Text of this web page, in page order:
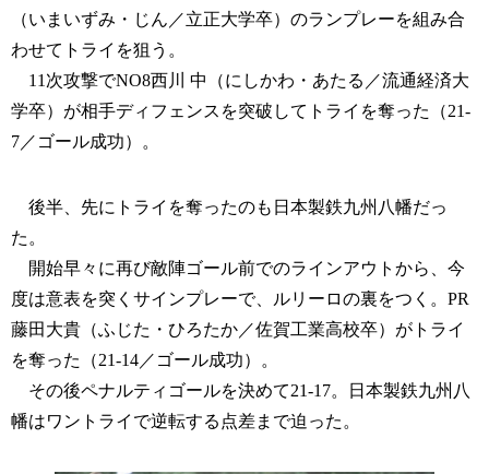
（いまいずみ・じん／立正大学卒）のランプレーを組み合
わせてトライを狙う。
11次攻撃でNO8西川 中（にしかわ・あたる／流通経済大
学卒）が相手ディフェンスを突破してトライを奪った（21-
7／ゴール成功）。
後半、先にトライを奪ったのも日本製鉄九州八幡だっ
た。
開始早々に再び敵陣ゴール前でのラインアウトから、今
度は意表を突くサインプレーで、ルリーロの裏をつく。PR
藤田大貴（ふじた・ひろたか／佐賀工業高校卒）がトライ
を奪った（21-14／ゴール成功）。
その後ペナルティゴールを決めて21-17。日本製鉄九州八
幡はワントライで逆転する点差まで迫った。